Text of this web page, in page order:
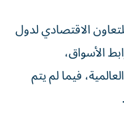
الاقتصادي لدول
الأسواق،
فيما لم يتم